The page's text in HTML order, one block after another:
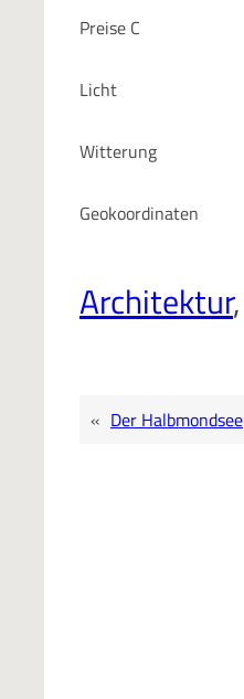
Preise C
Licht
Witterung
Geokoordinaten
Architektur,
« Der Halbmondsee